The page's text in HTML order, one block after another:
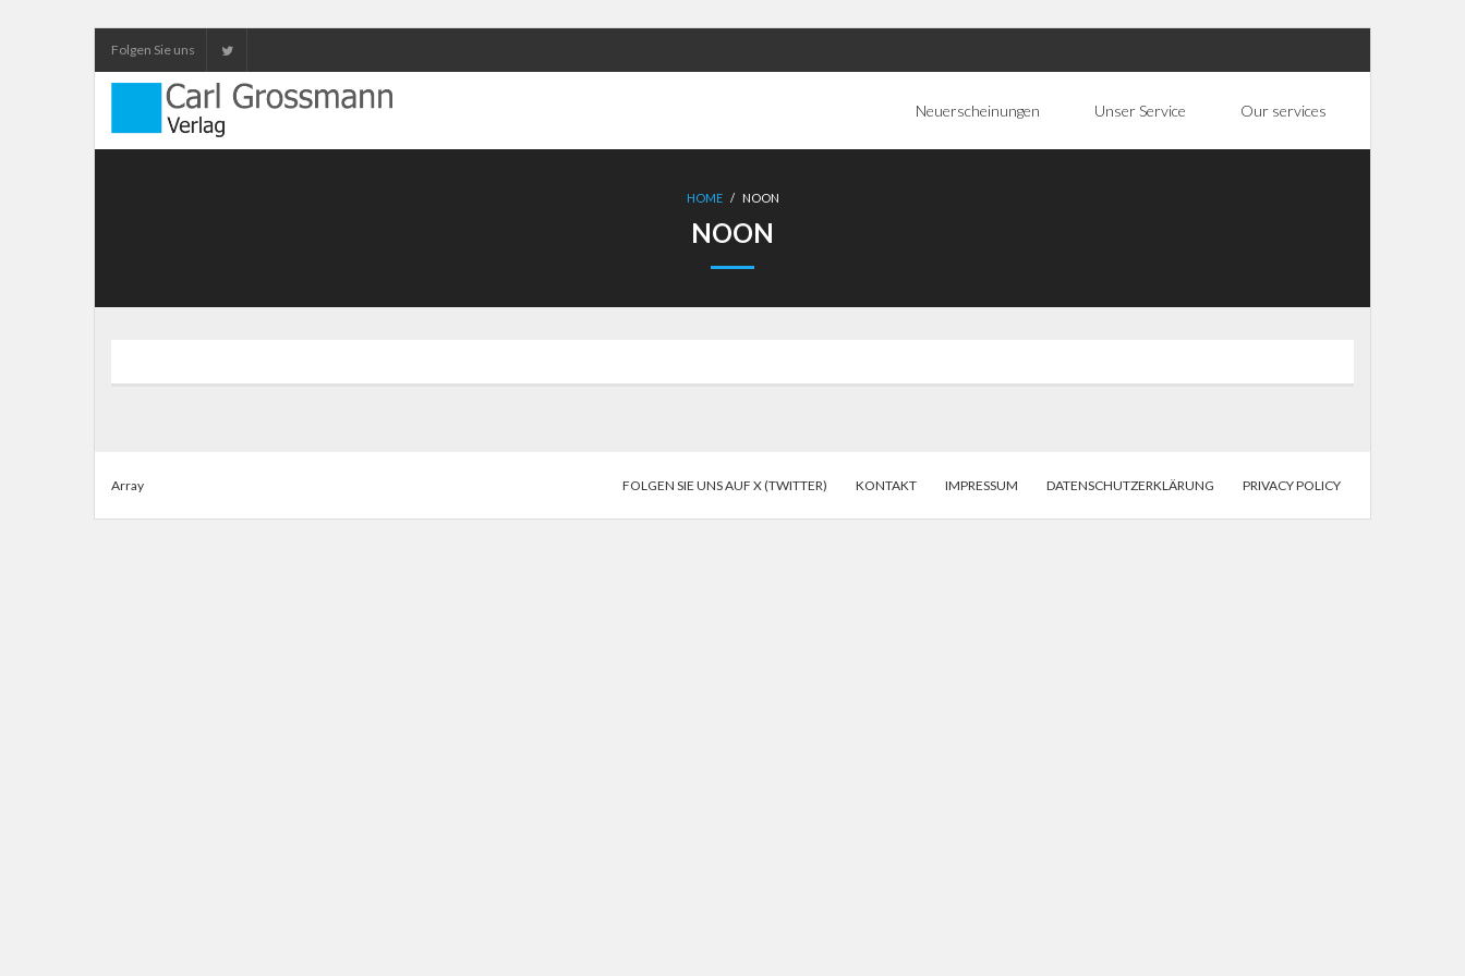
Folgen Sie uns
Neuerscheinungen Unser Service Our services
HOME / NOON
NOON
Array FOLGEN SIE UNS AUF X (TWITTER) KONTAKT IMPRESSUM DATENSCHUTZERKLÄRUNG PRIVACY POLICY